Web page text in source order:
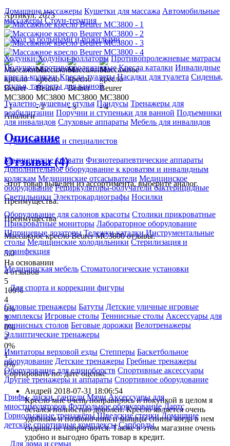
Домашние массажеры Кушетки для массажа Автомобильные
массажеры Стоун-терапия
Уход за больными и пожилыми
ХодункиХодунки-роллаторы Противопролежневые матрасы
Подушки противопролежневые Кресла каталки Инвалидные
кресла-коляски Кресла-туалеты Насадки для туалета Сиденья,
стулья, табуреты для ванной
Туалетно-душевые стулья Пандусы Тренажеры для
реабилитации Поручни и ступеньки для ванной Подъемники
для инвалидов Слуховые аппараты Мебель для инвалидов
Для компаний и специалистов
Медицинские кровати Физиотерапевтические аппараты
Дополнительное оборудование к кроватям и инвалидным
коляскам Медицинские отсасыватели Медицинское
оборудование Рециркуляторы-облучатели бактерицидные
Светильники Электрокардиографы Носилки
Оборудование для салонов красоты Столики прикроватные
Прикроватные мониторы Лабораторное оборудование
Шприцевые дозаторы Тележки каталки Инструментальные
столы Медицинские холодильники Стерилизация и
дезинфекция
Медицинская мебель Стоматологические установки
Для спорта и коррекции фигуры
Силовые тренажеры Батуты Детские уличные игровые
комплексы Игровые столы Теннисные столы Аксессуары для
теннисных столов Беговые дорожки Велотренажеры
Эллиптические тренажеры
Имитаторы верховой езды Степперы Баскетбольное
оборудование Детские тренажеры Гребные тренажеры
Оборудование для единоборств Спортивные аксессуары
Другие тренажеры и аппараты Спортивное оборудование
Грифы, диски, гантели Мячи Аксессуары для
миостимуляторов Футбольное оборудование Дартс
Горнолыжные тренажёры Шведские стенки Домашние
детские спортивные комплексы Сапборды
Для дома и семьи
Артикул: 2073
Аналоги
Описание
Отзывы (4)
Этот товар выведен из ассортимента,выберите аналог.
Преимущества:
Преимущества
Массажное кресло Beurer MC3800 отзывы:
5.0
На основании
4 отзывов
5
100%
4
0%
3
0%
2
0%
1
0%
Сортировать по: дате оценке
Андрей 2018-07-31 18:06:54
Кресло мне очень понравилось и покупкой в целом я
остался полностью доволен. Кресло является очень
удобным и позвоночник и мышцы спины когда в нем
сидишь не напрягаются. Также в этом магазине очень
удобно и выгодно брать товар в кредит.